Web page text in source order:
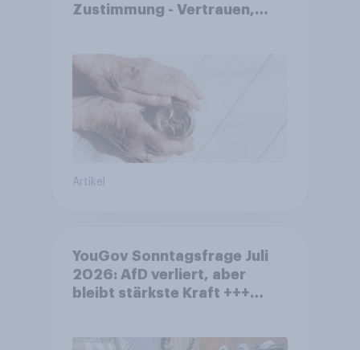
Zustimmung - Vertrauen,
Akzeptanz
Artikel
YouGov Sonntagsfrage Juli
2026: AfD verliert, aber
bleibt stärkste Kraft +++